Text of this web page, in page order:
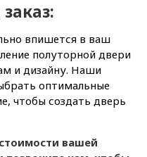
впишется в ваш
полуторной двери
и дизайну. Наши
оптимальные
чтобы создать дверь
вашей